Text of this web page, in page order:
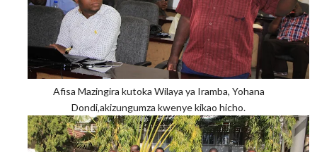
Afisa Mazingira kutoka Wilaya ya Iramba, Yohana
Dondi,akizungumza kwenye kikao hicho.